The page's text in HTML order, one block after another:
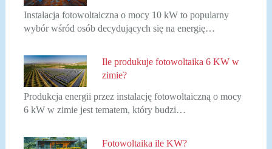
Instalacja fotowoltaiczna o mocy 10 kW to popularny
wybór wśród osób decydujących się na energię…
Ile produkuje fotowoltaika 6 KW w
zimie?
Produkcja energii przez instalację fotowoltaiczną o mocy
6 kW w zimie jest tematem, który budzi…
Fotowoltaika ile KW?